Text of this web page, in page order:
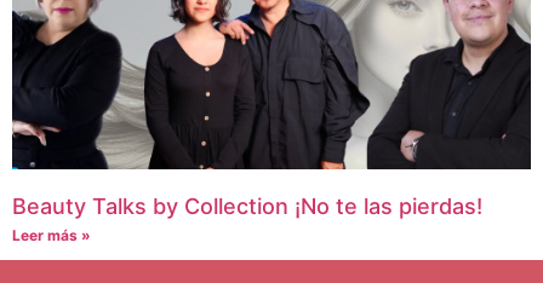
Beauty Talks by Collection ¡No te las pierdas!
Leer más »